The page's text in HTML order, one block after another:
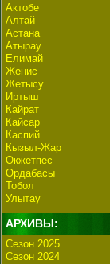
Актобе
Алтай
Астана
Атырау
Елимай
Женис
Жетысу
Иртыш
Кайрат
Кайсар
Каспий
Кызыл-Жар
Окжетпес
Ордабасы
Тобол
Улытау
АРХИВЫ:
Сезон 2025
Сезон 2024